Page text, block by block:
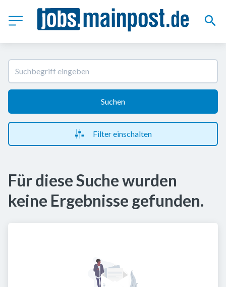
Suchen
Filter einschalten
Für diese Suche wurden
keine Ergebnisse gefunden.